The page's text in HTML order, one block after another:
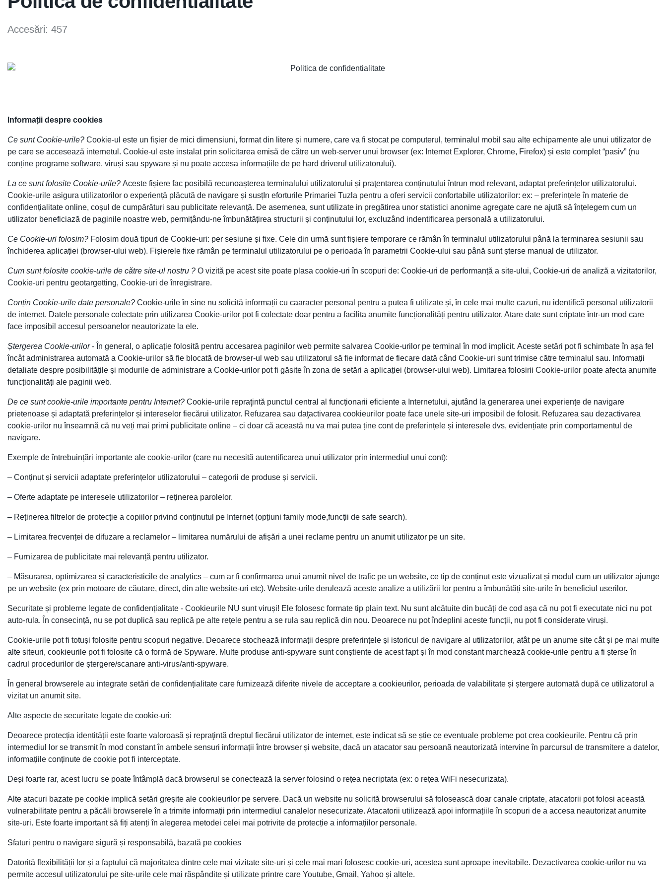
Accesări: 457
Informații despre cookies
Ce sunt Cookie-urile? Cookie-ul este un fișier de mici dimensiuni, format din litere și numere, care va fi stocat pe computerul, terminalul mobil sau alte echipamente ale unui utilizator de
pe care se accesează internetul. Cookie-ul este instalat prin solicitarea emisă de către un web-server unui browser (ex: Internet Explorer, Chrome, Firefox) și este complet “pasiv” (nu
conține programe software, viruși sau spyware și nu poate accesa informațiile de pe hard driverul utilizatorului).
La ce sunt folosite Cookie-urile? Aceste fișiere fac posibilă recunoașterea terminalului utilizatorului și praţentarea conținutului întrun mod relevant, adaptat preferințelor utilizatorului.
Cookie-urile asigura utilizatorilor o experiență plăcută de navigare și susțIn eforturile Primariei Tuzla pentru a oferi servicii confortabile utilizatorilor: ex: – preferințele în materie de
confidențialitate online, coșul de cumpărături sau publicitate relevanță. De asemenea, sunt utilizate in pregătirea unor statistici anonime agregate care ne ajută să înțelegem cum un
utilizator beneficiază de paginile noastre web, permițându-ne îmbunătățirea structurii și conținutului lor, excluzând indentificarea personală a utilizatorului.
Ce Cookie-uri folosim? Folosim două tipuri de Cookie-uri: per sesiune și fixe. Cele din urmă sunt fișiere temporare ce rămân în terminalul utilizatorului până la terminarea sesiunii sau
închiderea aplicației (browser-ului web). Fișierele fixe rămân pe terminalul utilizatorului pe o perioada în parametrii Cookie-ului sau până sunt șterse manual de utilizator.
Cum sunt folosite cookie-urile de către site-ul nostru ? O vizită pe acest site poate plasa cookie-uri în scopuri de: Cookie-uri de performanță a site-ului, Cookie-uri de analiză a vizitatorilor,
Cookie-uri pentru geotargetting, Cookie-uri de înregistrare.
Conțin Cookie-urile date personale? Cookie-urile în sine nu solicită informații cu caaracter personal pentru a putea fi utilizate și, în cele mai multe cazuri, nu identifică personal utilizatorii
de internet. Datele personale colectate prin utilizarea Cookie-urilor pot fi colectate doar pentru a facilita anumite funcționalități pentru utilizator. Atare date sunt criptate într-un mod care
face imposibil accesul persoanelor neautorizate la ele.
Ștergerea Cookie-urilor- În general, o aplicație folosită pentru accesarea paginilor web permite salvarea Cookie-urilor pe terminal în mod implicit. Aceste setări pot fi schimbate în așa fel
încât administrarea automată a Cookie-urilor să fie blocată de browser-ul web sau utilizatorul să fie informat de fiecare dată când Cookie-uri sunt trimise către terminalul sau. Informații
detaliate despre posibilitățile și modurile de administrare a Cookie-urilor pot fi găsite în zona de setări a aplicației (browser-ului web). Limitarea folosirii Cookie-urilor poate afecta anumite
funcționalități ale paginii web.
De ce sunt cookie-urile importante pentru Internet? Cookie-urile repraţintă punctul central al funcționarii eficiente a Internetului, ajutând la generarea unei experiențe de navigare
prietenoase și adaptată preferințelor și intereselor fiecărui utilizator. Refuzarea sau daţactivarea cookieurilor poate face unele site-uri imposibil de folosit. Refuzarea sau dezactivarea
cookie-urilor nu înseamnă că nu veți mai primi publicitate online – ci doar că această nu va mai putea ține cont de preferințele și interesele dvs, evidențiate prin comportamentul de
navigare.
Exemple de întrebuințări importante ale cookie-urilor (care nu necesită autentificarea unui utilizator prin intermediul unui cont):
– Conținut și servicii adaptate preferințelor utilizatorului – categorii de produse și servicii.
– Oferte adaptate pe interesele utilizatorilor – reținerea parolelor.
– Reținerea filtrelor de protecție a copiilor privind conținutul pe Internet (opțiuni family mode,funcții de safe search).
– Limitarea frecvenței de difuzare a reclamelor – limitarea numărului de afișări a unei reclame pentru un anumit utilizator pe un site.
– Furnizarea de publicitate mai relevanță pentru utilizator.
– Măsurarea, optimizarea și caracteristicile de analytics – cum ar fi confirmarea unui anumit nivel de trafic pe un website, ce tip de conținut este vizualizat și modul cum un utilizator ajunge
pe un website (ex prin motoare de căutare, direct, din alte website-uri etc). Website-urile derulează aceste analize a utilizării lor pentru a îmbunătăți site-urile în beneficiul userilor.
Securitate și probleme legate de confidențialitate - Cookieurile NU sunt viruși! Ele folosesc formate tip plain text. Nu sunt alcătuite din bucăți de cod așa că nu pot fi executate nici nu pot
auto-rula. În consecință, nu se pot duplică sau replică pe alte rețele pentru a se rula sau replică din nou. Deoarece nu pot îndeplini aceste funcții, nu pot fi considerate viruși.
Cookie-urile pot fi totuși folosite pentru scopuri negative. Deoarece stochează informații despre preferințele și istoricul de navigare al utilizatorilor, atât pe un anume site cât și pe mai multe
alte siteuri, cookieurile pot fi folosite că o formă de Spyware. Multe produse anti-spyware sunt conștiente de acest fapt și în mod constant marchează cookie-urile pentru a fi șterse în
cadrul procedurilor de ștergere/scanare anti-virus/anti-spyware.
În general browserele au integrate setări de confidențialitate care furnizează diferite nivele de acceptare a cookieurilor, perioada de valabilitate și ștergere automată după ce utilizatorul a
vizitat un anumit site.
Alte aspecte de securitate legate de cookie-uri:
Deoarece protecția identității este foarte valoroasă și repraţintă dreptul fiecărui utilizator de internet, este indicat să se știe ce eventuale probleme pot crea cookieurile. Pentru că prin
intermediul lor se transmit în mod constant în ambele sensuri informații între browser și website, dacă un atacator sau persoană neautorizată intervine în parcursul de transmitere a datelor,
informațiile conținute de cookie pot fi interceptate.
Deși foarte rar, acest lucru se poate întâmplă dacă browserul se conectează la server folosind o rețea necriptata (ex: o rețea WiFi nesecurizata).
Alte atacuri bazate pe cookie implică setări greșite ale cookieurilor pe servere. Dacă un website nu solicită browserului să folosească doar canale criptate, atacatorii pot folosi această
vulnerabilitate pentru a păcăli browserele în a trimite informații prin intermediul canalelor nesecurizate. Atacatorii utilizează apoi informațiile în scopuri de a accesa neautorizat anumite
site-uri. Este foarte important să fiți atenți în alegerea metodei celei mai potrivite de protecție a informațiilor personale.
Sfaturi pentru o navigare sigură și responsabilă, bazată pe cookies
Datorită flexibilității lor și a faptului că majoritatea dintre cele mai vizitate site-uri și cele mai mari folosesc cookie-uri, acestea sunt aproape inevitabile. Dezactivarea cookie-urilor nu va
permite accesul utilizatorului pe site-urile cele mai răspândite și utilizate printre care Youtube, Gmail, Yahoo și altele.